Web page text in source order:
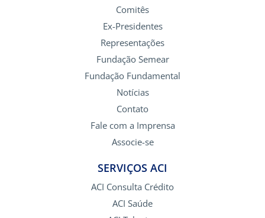
Comitês
Ex-Presidentes
Representações
Fundação Semear
Fundação Fundamental
Notícias
Contato
Fale com a Imprensa
Associe-se
SERVIÇOS ACI
ACI Consulta Crédito
ACI Saúde